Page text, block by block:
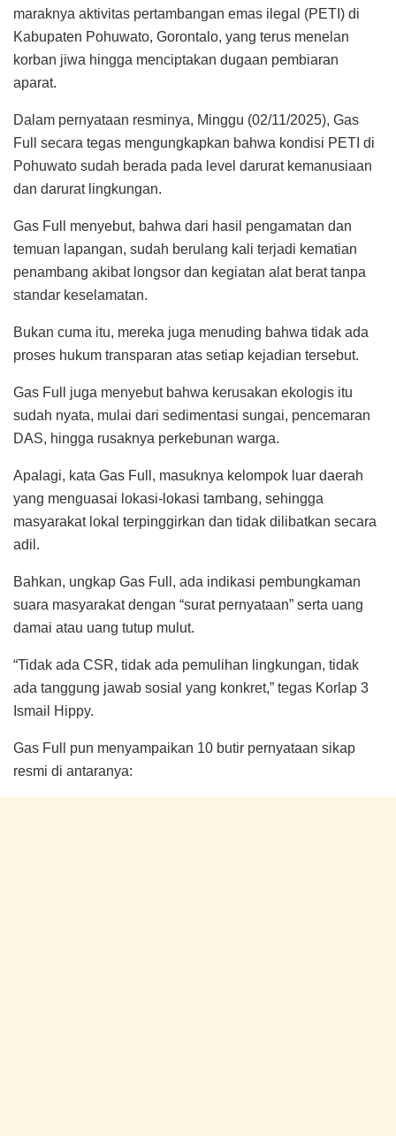
maraknya aktivitas pertambangan emas ilegal (PETI) di
Kabupaten Pohuwato, Gorontalo, yang terus menelan
korban jiwa hingga menciptakan dugaan pembiaran
aparat.
Dalam pernyataan resminya, Minggu (02/11/2025), Gas
Full secara tegas mengungkapkan bahwa kondisi PETI di
Pohuwato sudah berada pada level darurat kemanusiaan
dan darurat lingkungan.
Gas Full menyebut, bahwa dari hasil pengamatan dan
temuan lapangan, sudah berulang kali terjadi kematian
penambang akibat longsor dan kegiatan alat berat tanpa
standar keselamatan.
Bukan cuma itu, mereka juga menuding bahwa tidak ada
proses hukum transparan atas setiap kejadian tersebut.
Gas Full juga menyebut bahwa kerusakan ekologis itu
sudah nyata, mulai dari sedimentasi sungai, pencemaran
DAS, hingga rusaknya perkebunan warga.
Apalagi, kata Gas Full, masuknya kelompok luar daerah
yang menguasai lokasi-lokasi tambang, sehingga
masyarakat lokal terpinggirkan dan tidak dilibatkan secara
adil.
Bahkan, ungkap Gas Full, ada indikasi pembungkaman
suara masyarakat dengan “surat pernyataan” serta uang
damai atau uang tutup mulut.
“Tidak ada CSR, tidak ada pemulihan lingkungan, tidak
ada tanggung jawab sosial yang konkret,” tegas Korlap 3
Ismail Hippy.
Gas Full pun menyampaikan 10 butir pernyataan sikap
resmi di antaranya: